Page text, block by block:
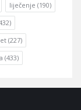
liječenje (190)
(227)
(433)